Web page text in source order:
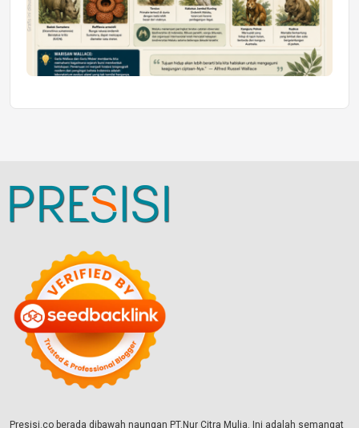
Presisi.co berada dibawah naungan PT.Nur Citra Mulia. Ini adalah semangat